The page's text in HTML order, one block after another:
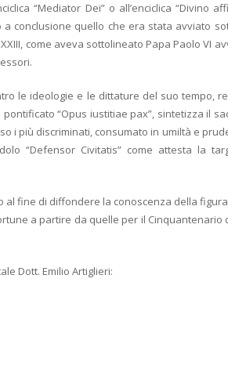
“Mediator Dei” o all’enciclica “Divino
a conclusione quello che era stata avviato
come aveva sottolineato Papa Paolo VI
le ideologie e le dittature del suo tempo,
“Opus iustitiae pax”, sintetizza il
i più discriminati, consumato in umiltà e
“Defensor Civitatis” come attesta la
al fine di diffondere la conoscenza della
a partire da quelle per il Cinquantenario
Dott. Emilio Artiglieri: